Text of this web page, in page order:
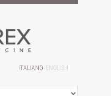
ITALIANO ENGLISH